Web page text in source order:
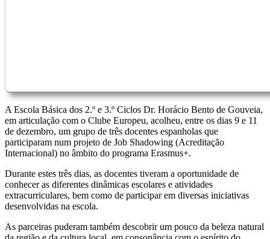
A Escola Básica dos 2.º e 3.º Ciclos Dr. Horácio Bento de Gouveia,
em articulação com o Clube Europeu, acolheu, entre os dias 9 e 11
de dezembro, um grupo de três docentes espanholas que
participaram num projeto de Job Shadowing (Acreditação
Internacional) no âmbito do programa Erasmus+.
Durante estes três dias, as docentes tiveram a oportunidade de
conhecer as diferentes dinâmicas escolares e atividades
extracurriculares, bem como de participar em diversas iniciativas
desenvolvidas na escola.
As parceiras puderam também descobrir um pouco da beleza natural